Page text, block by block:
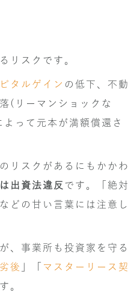
リスクです。
タルゲイン の低下、不動
(リーマンショックな
って元本が満額償還さ
リスクがあるにもかかわ
出資法違反 です。「絶対
どの甘い言葉には注意し
、事業所も投資家を守る
後
マスターリース契
。